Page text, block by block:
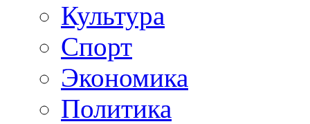
Культура
Спорт
Экономика
Политика